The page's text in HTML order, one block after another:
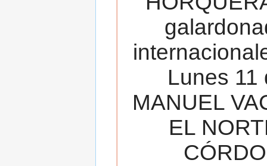
Lunes 11
MANUEL
EL